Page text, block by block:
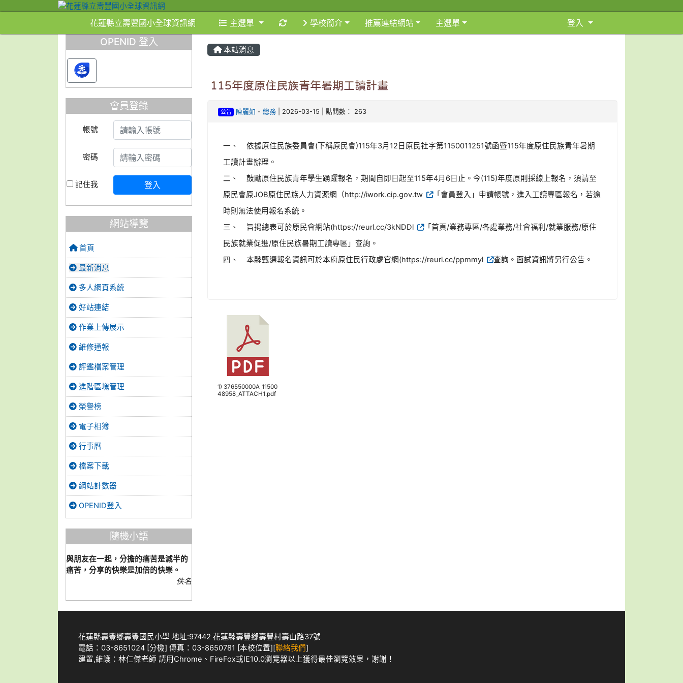
花蓮縣立壽豐國小全球資訊網 主選單 重新取得佈景設定
學校簡介 推薦連結網站 主選單 登入
本站消息
115年度原住民族青年暑期工讀計畫
公告 陳麗如 - 總務| 2026-03-15 | 點閱數： 263
一、 依據原住民族委員會(下稱原民會)115年3月12日原民社字第1150011251號函暨115年度原住民族青年暑期
工讀計畫辦理。
二、 鼓勵原住民族青年學生踴躍報名，期間自即日起至115年4月6日止。今(115)年度原則採線上報名，須請至
原民會原JOB原住民族人力資源網（http://iwork.cip.gov.tw
「會員登入」申請帳號，進入工讀專區報名，若逾
時則無法使用報名系統。
三、 旨揭總表可於原民會網站(https://reurl.cc/3kNDDl
「首頁/業務專區/各處業務/社會福利/就業服務/原住
民族就業促進/原住民族暑期工讀專區」查詢。
四、 本縣甄選報名資訊可於本府原住民行政處官網(https://reurl.cc/ppmmyl
查詢。面試資訊將另行公告。
1) 376550000A_11500
48958_ATTACH1.pdf
OPENID 登入
會員登錄
帳號
密碼
記住我 登入
網站導覽
首頁
最新消息
多人網頁系統
好站連結
作業上傳展示
維修通報
評鑑檔案管理
進階區塊管理
榮譽榜
電子相簿
行事曆
檔案下載
網站計數器
OPENID登入
隨機小語
與朋友在一起，分擔的痛苦是減半的
痛苦，分享的快樂是加倍的快樂。
佚名
花蓮縣壽豐鄉壽豐國民小學 地址:97442 花蓮縣壽豐鄉壽豐村壽山路37號
電話：03-8651024 [分機] 傳真：03-8650781 [本校位置][聯絡我們]
建置,維護：林仁傑老師 請用 Chrome 、 FireFox或IE10.0瀏覽器以上獲得最佳瀏覽效果，謝謝！